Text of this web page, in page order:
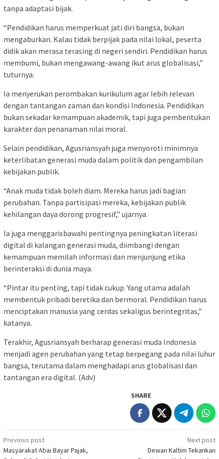
tanpa adaptasi bijak.
“Pendidikan harus memperkuat jati diri bangsa, bukan
mengaburkan. Kalau tidak berpijak pada nilai lokal, peserta
didik akan merasa terasing di negeri sendiri. Pendidikan harus
membumi, bukan mengawang-awang ikut arus globalisasi,”
tuturnya.
Ia menyerukan perombakan kurikulum agar lebih relevan
dengan tantangan zaman dan kondisi Indonesia. Pendidikan
bukan sekadar kemampuan akademik, tapi juga pembentukan
karakter dan penanaman nilai moral.
Selain pendidikan, Agusriansyah juga menyoroti minimnya
keterlibatan generasi muda dalam politik dan pengambilan
kebijakan publik.
“Anak muda tidak boleh diam. Mereka harus jadi bagian
perubahan. Tanpa partisipasi mereka, kebijakan publik
kehilangan daya dorong progresif,” ujarnya.
Ia juga menggarisbawahi pentingnya peningkatan literasi
digital di kalangan generasi muda, diimbangi dengan
kemampuan memilah informasi dan menjunjung etika
berinteraksi di dunia maya.
“Pintar itu penting, tapi tidak cukup. Yang utama adalah
membentuk pribadi beretika dan bermoral. Pendidikan harus
menciptakan manusia yang cerdas sekaligus berintegritas,”
katanya.
Terakhir, Agusriansyah berharap generasi muda Indonesia
menjadi agen perubahan yang tetap berpegang pada nilai luhur
bangsa, terutama dalam menghadapi arus globalisasi dan
tantangan era digital. (Adv)
SHARE
Post
navigation
Previous post
Masyarakat Abai Bayar Pajak,
Next post
Dewan Kaltim Tekankan